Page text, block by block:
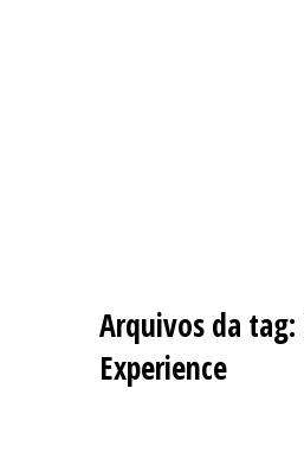
Arquivos da tag:
Experience